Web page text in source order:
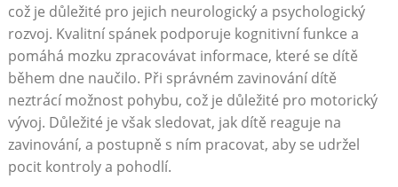
což je důležité pro jejich neurologický a psychologický
rozvoj. Kvalitní spánek podporuje kognitivní funkce a
pomáhá mozku zpracovávat informace, které se dítě
během dne naučilo. Při správném zavinování dítě
neztrácí možnost pohybu, což je důležité pro motorický
vývoj. Důležité je však sledovat, jak dítě reaguje na
zavinování, a postupně s ním pracovat, aby se udržel
pocit kontroly a pohodlí.